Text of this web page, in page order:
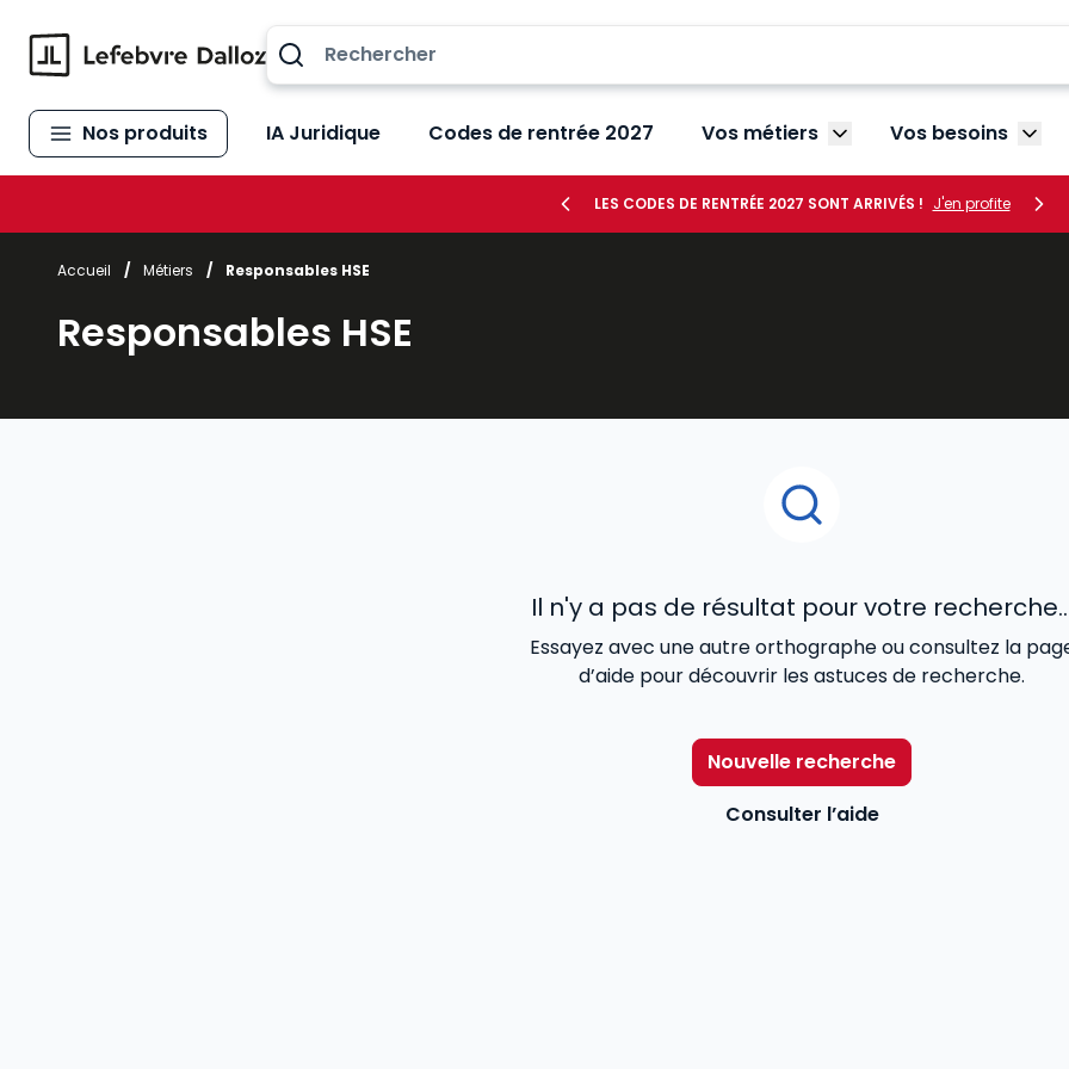
Nos produits IA Juridique Codes de rentrée 2027 Vos métiers Afficher le sous-menu
Vos besoins
LES CODES DE RENTRÉE 2027 SONT ARRIVÉS ! J'en profite
Accueil / Métiers / Responsables HSE
Responsables HSE
Il n'y a pas de résultat pour votre
Essayez avec une autre orthographe ou consultez la
d’aide pour découvrir les astuces de recherche.
Nouvelle recherche
Consulter l’aide